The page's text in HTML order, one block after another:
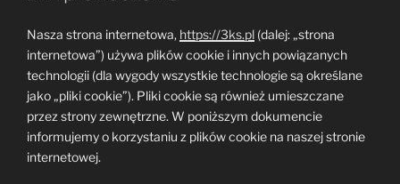
Nasza strona internetowa, https://3ks.pl (dalej: „strona
internetowa”) używa plików cookie i innych powiązanych
technologii (dla wygody wszystkie technologie są określane
jako „pliki cookie”). Pliki cookie są również umieszczane
przez strony zewnętrzne. W poniższym dokumencie
informujemy o korzystaniu z plików cookie na naszej stronie
internetowej.